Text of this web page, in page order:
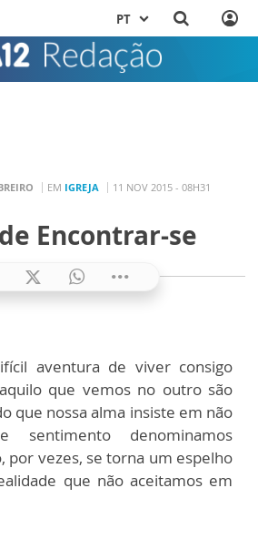
PT
EM IGREJA 11 NOV 2015 - 08H31
Encontrar-se
aventura de viver consigo
que vemos no outro são
que nossa alma insiste em não
sentimento denominamos
por vezes, se torna um espelho
que não aceitamos em